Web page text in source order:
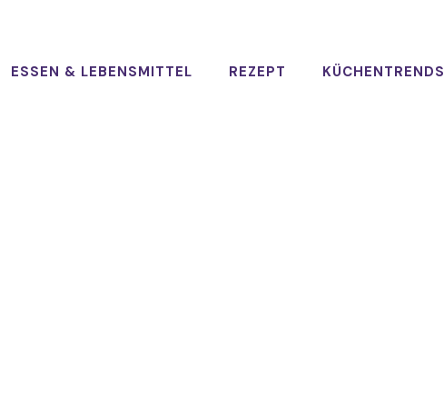
ESSEN & LEBENSMITTEL REZEPT KÜCHENTRENDS